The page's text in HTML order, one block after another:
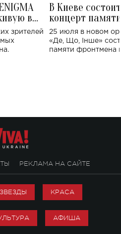
в
концерт
зрителей
В Киеве
концерт
Клименко:
исполнят песни
25 июля в новом
«Де, Що, Інше»
памяти фронтмена
РЕКЛАМА НА САЙТЕ
ЗВЕЗДЫ КРАСА
АФИША